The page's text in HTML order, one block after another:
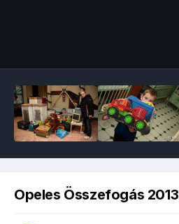
Opeles Összefogás 2013